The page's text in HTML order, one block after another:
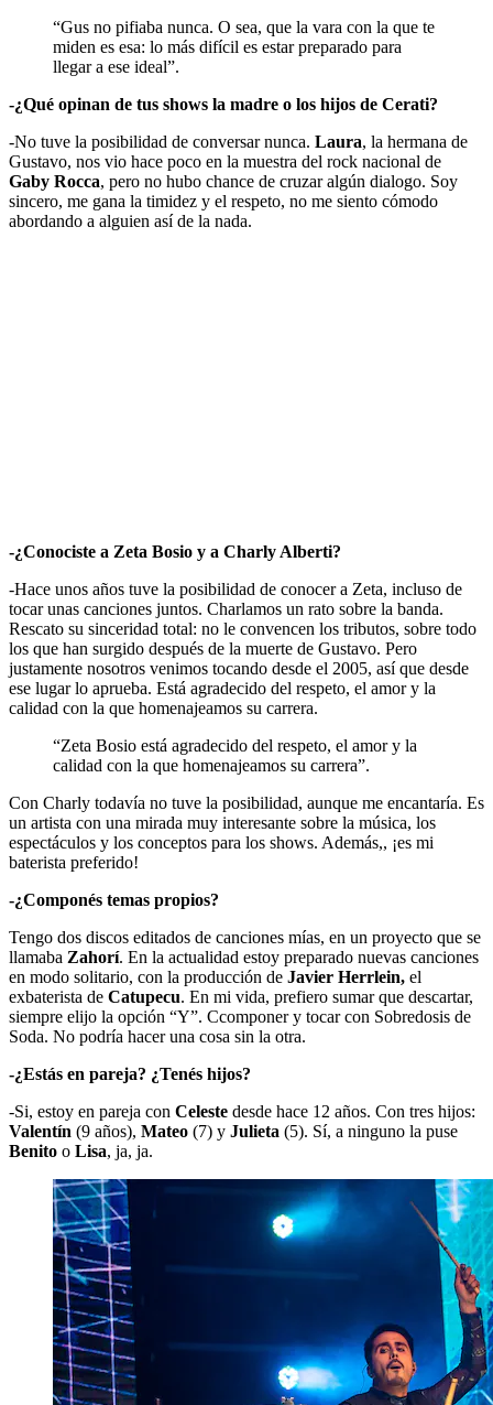
“Gus no pifiaba nunca. O sea, que la vara con la que te
miden es esa: lo más difícil es estar preparado para
llegar a ese ideal”.
-¿Qué opinan de tus shows la madre o los hijos de Cerati?
-No tuve la posibilidad de conversar nunca. Laura, la hermana de
Gustavo, nos vio hace poco en la muestra del rock nacional de
Gaby Rocca, pero no hubo chance de cruzar algún dialogo. Soy
sincero, me gana la timidez y el respeto, no me siento cómodo
abordando a alguien así de la nada.
-¿Conociste a Zeta Bosio y a Charly Alberti?
-Hace unos años tuve la posibilidad de conocer a Zeta, incluso de
tocar unas canciones juntos. Charlamos un rato sobre la banda.
Rescato su sinceridad total: no le convencen los tributos, sobre todo
los que han surgido después de la muerte de Gustavo. Pero
justamente nosotros venimos tocando desde el 2005, así que desde
ese lugar lo aprueba. Está agradecido del respeto, el amor y la
calidad con la que homenajeamos su carrera.
“Zeta Bosio está agradecido del respeto, el amor y la
calidad con la que homenajeamos su carrera”.
Con Charly todavía no tuve la posibilidad, aunque me encantaría. Es
un artista con una mirada muy interesante sobre la música, los
espectáculos y los conceptos para los shows. Además,, ¡es mi
baterista preferido!
-¿Componés temas propios?
Tengo dos discos editados de canciones mías, en un proyecto que se
llamaba Zahorí. En la actualidad estoy preparado nuevas canciones
en modo solitario, con la producción de Javier Herrlein, el
exbaterista de Catupecu. En mi vida, prefiero sumar que descartar,
siempre elijo la opción “Y”. Ccomponer y tocar con Sobredosis de
Soda. No podría hacer una cosa sin la otra.
-¿Estás en pareja? ¿Tenés hijos?
-Si, estoy en pareja con Celeste desde hace 12 años. Con tres hijos:
Valentín (9 años), Mateo (7) y Julieta (5). Sí, a ninguno la puse
Benito o Lisa, ja, ja.